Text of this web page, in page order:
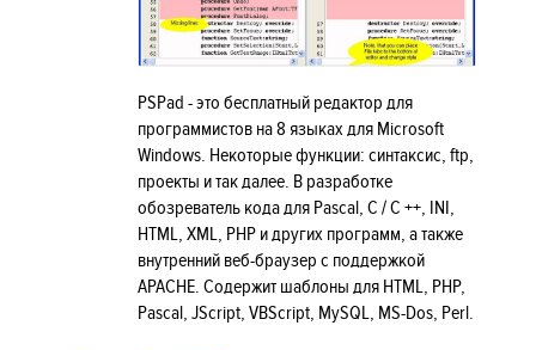
PSPad - это бесплатный редактор для
программистов на 8 языках для Microsoft
Windows. Некоторые функции: синтаксис, ftp,
проекты и так далее. В разработке
обозреватель кода для Pascal, C / C ++, INI,
HTML, XML, PHP и других программ, а также
внутренний веб-браузер с поддержкой
APACHE. Содержит шаблоны для HTML, PHP,
Pascal, JScript, VBScript, MySQL, MS-Dos, Perl.